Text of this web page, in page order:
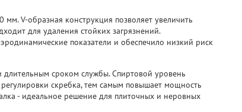
V-образная конструкция позволяет увеличить
для удаления стойких загрязнений.
показатели и обеспечило низкий риск
сроком службы. Спиртовой уровень
скребка, тем самым повышает мощность
- идеальное решение для плиточных и неровных